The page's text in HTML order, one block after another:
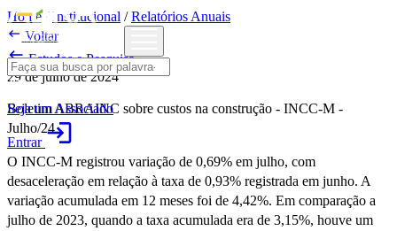
Seja um Associado
Entrarlogin
Home/Institucional /Relatórios Anuais
 Voltar
Estudos e Pesquisa
29 de julho de 2024
Boletim ABRAINC sobre custos na construção - INCC-M -
Julho/24
O INCC-M registrou variação de 0,69% em julho, com
desaceleração em relação à taxa de 0,93% registrada em junho. A
variação acumulada em 12 meses foi de 4,42%. Em comparação a
julho de 2023, quando a taxa acumulada era de 3,15%, houve um